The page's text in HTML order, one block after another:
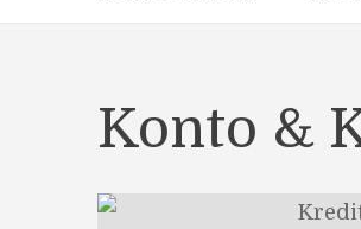
Konto &